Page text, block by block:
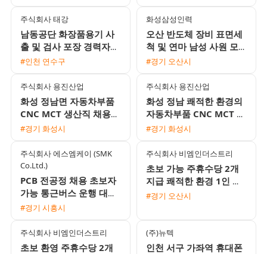
주식회사 태강
남동공단 화장품용기 사
출 및 검사 포장 경력자
채용 알찬 수당과 유급휴
#인천 연수구
화성삼성인력
오산 반도체 장비 표면세
척 및 연마 남성 사원 모
집 (월 360만~400만원
#경기 오산시
주식회사 용진산업
화성 정남면 자동차부품
CNC MCT 생산직 채용
(월 400만원 이상 / 기숙
#경기 화성시
주식회사 용진산업
화성 정남 쾌적한 환경의
자동차부품 CNC MCT 생
산직 채용
#경기 화성시
주식회사 에스엠케이 (SMK
Co.Ltd.)
PCB 전공정 채용 초보자
가능 통근버스 운행 대기
업 1차 협력사
#경기 시흥시
주식회사 비엠인더스트리
초보 가능 주휴수당 2개
지급 쾌적한 환경 1인 기
숙사 제공 안성 및 음성대
#경기 오산시
주식회사 비엠인더스트리
초보 환영 주휴수당 2개
(주)뉴텍
인천 서구 가좌역 휴대폰